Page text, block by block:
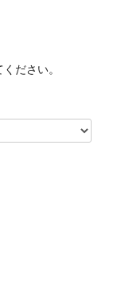
ださい。